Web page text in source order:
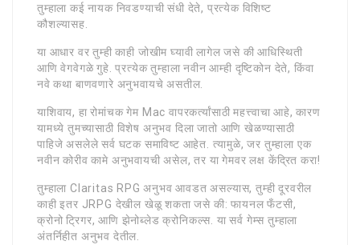
तुम्हाला कई नायक निवडण्याची संधी देते, प्रत्येक विशिष्ट
कौशल्यासह.
या आधार वर तुम्ही काही जोखीम घ्यावी लागेल जसे की आधिस्थिती
आणि वेगवेगळे गुहे. प्रत्येक तुम्हाला नवीन आम्ही दृष्टिकोन देते, किंवा
नवे कथा बाणवणारे अनुभवायचे असतील.
याशिवाय, हा रोमांचक गेम Mac वापरकर्त्यांसाठी महत्त्वाचा आहे, कारण
यामध्ये तुमच्यासाठी विशेष अनुभव दिला जातो आणि खेळण्यासाठी
पाहिजे असलेले सर्व घटक समाविष्ट आहेत. त्यामुळे, जर तुम्हाला एक
नवीन कोरीव कामे अनुभवायची असेल, तर या गेमवर लक्ष केंद्रित करा!
तुम्हाला Claritas RPG अनुभव आवडत असल्यास, तुम्ही दूरवरील
काही इतर JRPG देखील खेळू शकता जसे की: फायनल फँटसी,
क्रोनो ट्रिगर, आणि झेनोब्लेड क्रोनिकल्स. या सर्व गेम्स तुम्हाला
अंतर्निहीत अनुभव देतील.